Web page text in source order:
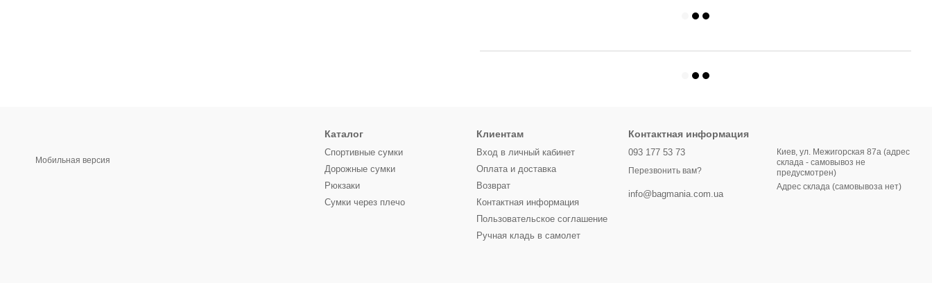
Мобильная версия
Каталог
Спортивные сумки
Дорожные сумки
Рюкзаки
Сумки через плечо
Клиентам
Вход в личный кабинет
Оплата и доставка
Возврат
Контактная информация
Пользовательское соглашение
Ручная кладь в самолет
Контактная информация
093 177 53 73
Перезвонить вам?
info@bagmania.com.ua
Киев, ул. Межигорская 87а (адрес
склада - самовывоз не
предусмотрен)
Адрес склада (самовывоза нет)